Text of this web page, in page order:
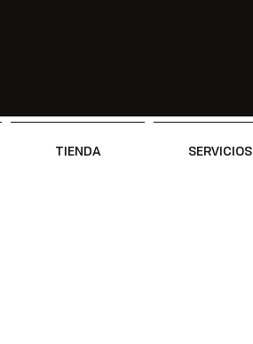
TIENDA SERVICIOS